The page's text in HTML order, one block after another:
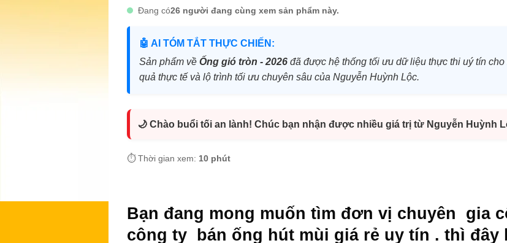
Đang có26 người đang cùng xem sản phẩm này.
🤖 AI TÓM TẮT THỰC CHIẾN:
Sản phẩm về Ống gió tròn - 2026 đã được hệ thống tối ưu dữ liệu thực thi uý tín
quả thực tế và lộ trình tối ưu chuyên sâu của Nguyễn Huỳnh Lộc.
🌙 Chào buổi tối an lành! Chúc bạn nhận được nhiều giá trị từ Nguyễn Huỳnh
⏱️ Thời gian xem: 10 phút
Bạn đang mong muốn tìm đơn vị chuyên gia
công ty bán ống hút mùi giá rẻ uy tín . thì đây